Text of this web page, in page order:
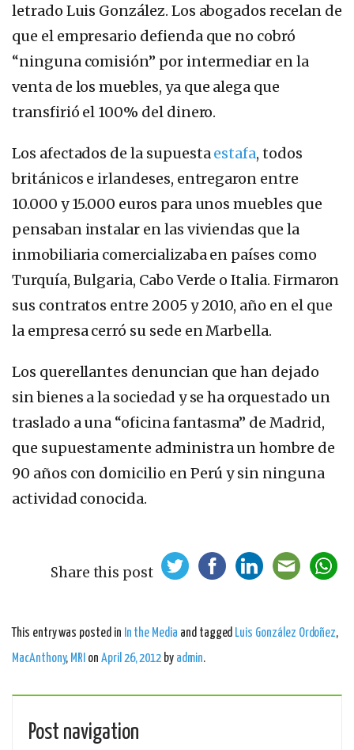
letrado Luis González. Los abogados recelan de
que el empresario defienda que no cobró
“ninguna comisión” por intermediar en la
venta de los muebles, ya que alega que
transfirió el 100% del dinero.
Los afectados de la supuestaestafa, todos
británicos e irlandeses, entregaron entre
10.000 y 15.000 euros para unos muebles que
pensaban instalar en las viviendas que la
inmobiliaria comercializaba en países como
Turquía, Bulgaria, Cabo Verde o Italia. Firmaron
sus contratos entre 2005 y 2010, año en el que
la empresa cerró su sede en Marbella.
Los querellantes denuncian que han dejado
sin bienes a la sociedad y se ha orquestado un
traslado a una “oficina fantasma” de Madrid,
que supuestamente administra un hombre de
90 años con domicilio en Perú y sin ninguna
actividad conocida.
Share this post
This entry was posted in In the Media and tagged Luis González Ordoñez,
MacAnthony, MRI onApril 26, 2012 by admin.
Post navigation